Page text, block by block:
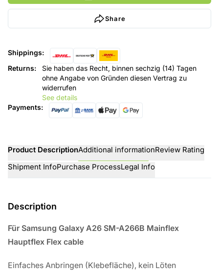
Share
Shippings:
Returns:
Sie haben das Recht, binnen sechzig (14) Tagen
ohne Angabe von Gründen diesen Vertrag zu
widerrufen
See details
Payments:
Product DescriptionAdditional informationReview Rating
Shipment InfoPurchase ProcessLegal Info
Description
Für Samsung Galaxy A26 SM-A266B Mainflex
Hauptflex Flex cable
Einfaches Anbringen (Klebefläche), kein Löten